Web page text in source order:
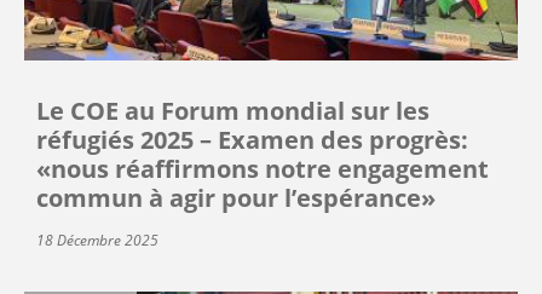
Le COE au Forum mondial sur les
réfugiés 2025 – Examen des progrès:
«nous réaffirmons notre engagement
commun à agir pour l’espérance»
18 Décembre 2025